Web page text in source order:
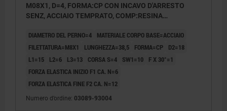
M08X1, D=4, FORMA:CP CON INCAVO D'ARRESTO
SENZ, ACCIAIO TEMPRATO, COMP:RESINA
DIAMETRO DEL PERNO=4
MATERIALE CORPO BASE=ACCIAIO
FILETTATURA=M8X1
LUNGHEZZA=38,5 FORMA=CP
D2=18
L1=15
L2=6 L3=13 CORSA S=4 SW1=10
F X 30°=1
FORZA ELASTICA INIZIO F1 CA. N=6
FORZA ELASTICA FINE F2 CA. N=12
Numero d’ordine: 03089-93004